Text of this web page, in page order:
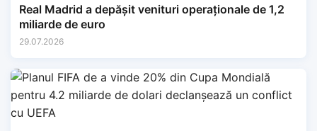
Real Madrid a depășit venituri operaționale de 1,2
miliarde de euro
29.07.2026